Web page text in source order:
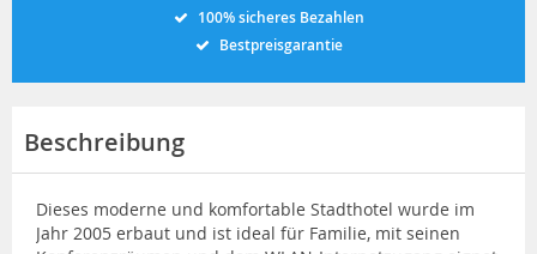
100% sicheres Bezahlen
Bestpreisgarantie
Beschreibung
Dieses moderne und komfortable Stadthotel wurde im
Jahr 2005 erbaut und ist ideal für Familie, mit seinen